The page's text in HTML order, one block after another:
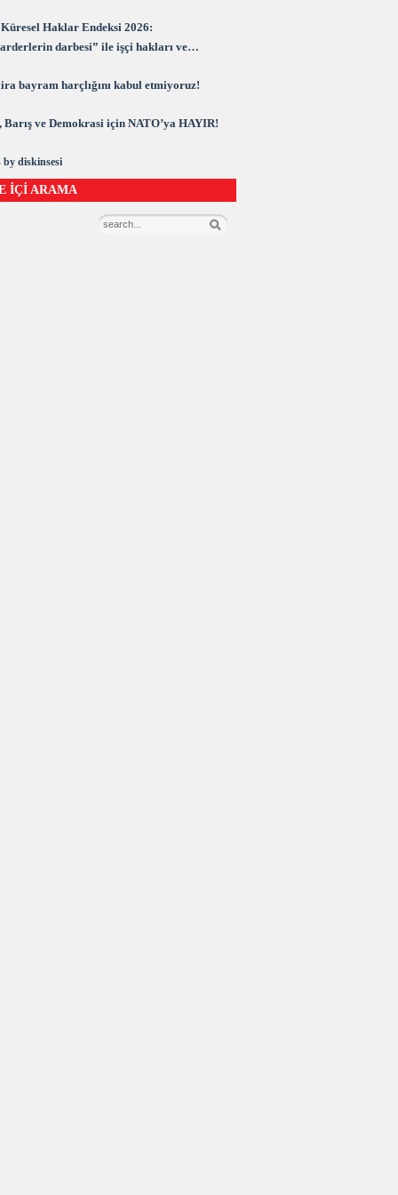
Haklar Endeksi 2026:
darbesi” ile işçi hakları ve
bayram harçlığını kabul etmiyoruz!
Barış ve Demokrasi için NATO’ya HAYIR!
by diskinsesi
İÇİ ARAMA